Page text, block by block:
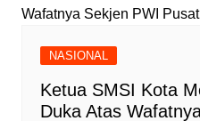
NASIONAL
Ketua SMSI Kota
Duka Atas